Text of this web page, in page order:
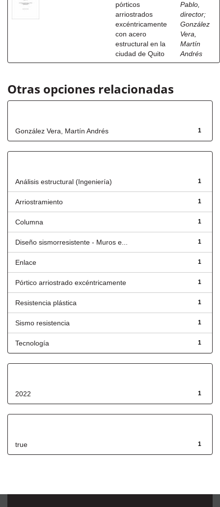
pórticos
arriostrados
excéntricamente
con acero
estructural en la
ciudad de Quito
Pablo,
director;
González
Vera,
Martín
Andrés
Otras opciones relacionadas
1
González Vera, Martín Andrés
1
Análisis estructural (Ingeniería)
1
Arriostramiento
1
Columna
1
Diseño sismorresistente - Muros e...
1
Enlace
1
Pórtico arriostrado excéntricamente
1
Resistencia plástica
1
Sismo resistencia
1
Tecnología
1
2022
1
true